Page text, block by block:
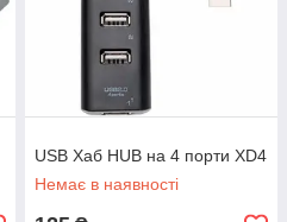
USB Хаб HUB на 4 порти XD4
Немає в наявності